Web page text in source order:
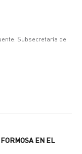
Subsecretaría de
EN EL